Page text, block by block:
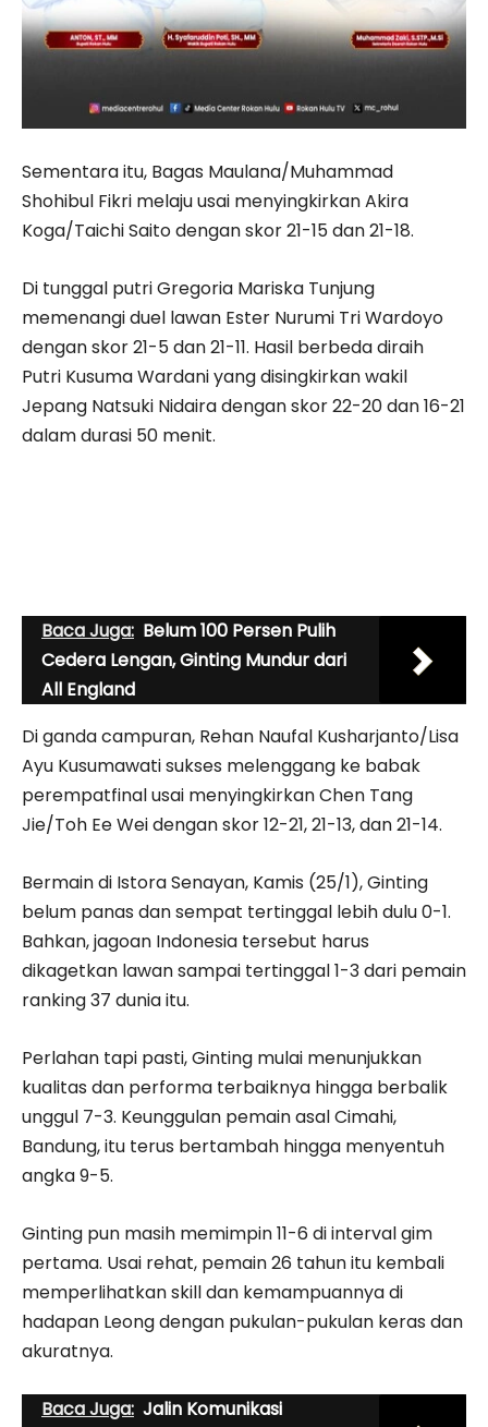
Sementara itu, Bagas Maulana/Muhammad
Shohibul Fikri melaju usai menyingkirkan Akira
Koga/Taichi Saito dengan skor 21-15 dan 21-18.
Di tunggal putri Gregoria Mariska Tunjung
memenangi duel lawan Ester Nurumi Tri Wardoyo
dengan skor 21-5 dan 21-11. Hasil berbeda diraih
Putri Kusuma Wardani yang disingkirkan wakil
Jepang Natsuki Nidaira dengan skor 22-20 dan 16-21
dalam durasi 50 menit.
Baca Juga: Belum 100 Persen Pulih
Cedera Lengan, Ginting Mundur dari
All England
Di ganda campuran, Rehan Naufal Kusharjanto/Lisa
Ayu Kusumawati sukses melenggang ke babak
perempatfinal usai menyingkirkan Chen Tang
Jie/Toh Ee Wei dengan skor 12-21, 21-13, dan 21-14.
Bermain di Istora Senayan, Kamis (25/1), Ginting
belum panas dan sempat tertinggal lebih dulu 0-1.
Bahkan, jagoan Indonesia tersebut harus
dikagetkan lawan sampai tertinggal 1-3 dari pemain
ranking 37 dunia itu.
Perlahan tapi pasti, Ginting mulai menunjukkan
kualitas dan performa terbaiknya hingga berbalik
unggul 7-3. Keunggulan pemain asal Cimahi,
Bandung, itu terus bertambah hingga menyentuh
angka 9-5.
Ginting pun masih memimpin 11-6 di interval gim
pertama. Usai rehat, pemain 26 tahun itu kembali
memperlihatkan skill dan kemampuannya di
hadapan Leong dengan pukulan-pukulan keras dan
akuratnya.
Baca Juga: Jalin Komunikasi